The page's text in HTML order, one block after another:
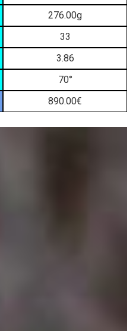
276.00g
33
3.86
70°
890.00€